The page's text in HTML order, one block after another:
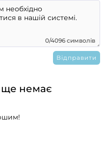
0/4096 символів
ще немає